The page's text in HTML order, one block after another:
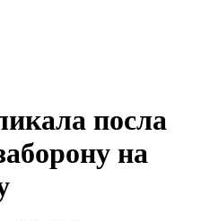
посла
на